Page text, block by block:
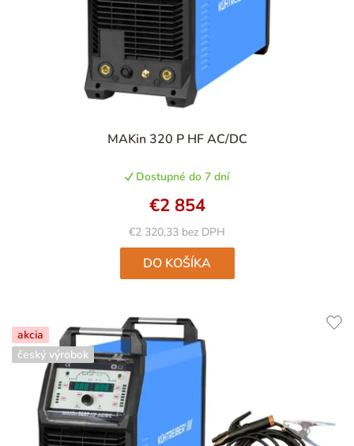
MAKin 320 P HF AC/DC
Dostupné do 7 dní
€2 320,33 bez DPH
€2 854
DO KOŠÍKA
akcia
český výrobok